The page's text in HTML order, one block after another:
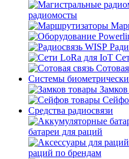
радиомосты
Системы
Средства радиосвязи
батареи для раций
раций по брендам